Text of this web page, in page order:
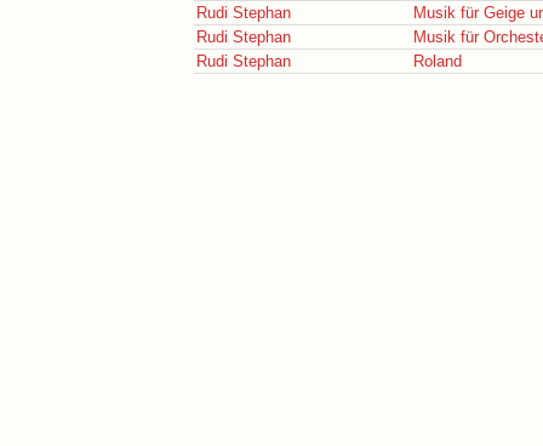
Rudi Stephan
Musik für Geige
Rudi Stephan
Musik für
Rudi Stephan
Roland